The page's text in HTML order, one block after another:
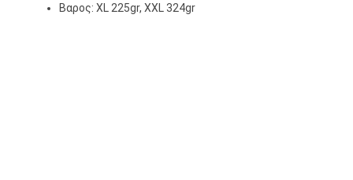
Βαρος: XL 225gr, XXL 324gr